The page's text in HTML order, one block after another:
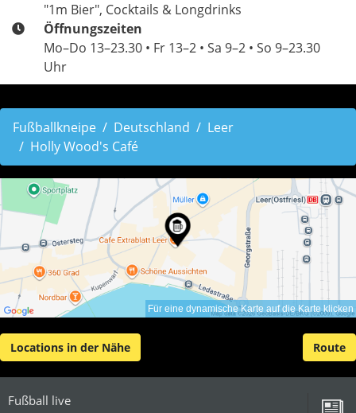
"1m Bier", Cocktails & Longdrinks
Öffnungszeiten
Mo–Do 13–23.30 • Fr 13–2 • Sa 9–2 • So 9–23.30
Uhr
Fußballkneipe Deutschland
Leer
Holly Wood's Café
Für eine dynamische Karte auf die Karte klicken
Locations in der Nähe Route
Fußball live